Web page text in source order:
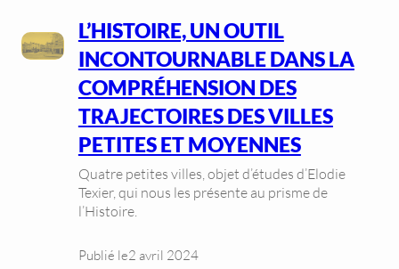
L’HISTOIRE, UN OUTIL
INCONTOURNABLE DANS LA
COMPRÉHENSION DES
TRAJECTOIRES DES VILLES
PETITES ET MOYENNES
Quatre petites villes, objet d’études d’Elodie
Texier, qui nous les présente au prisme de
l’Histoire.
Publié le2 avril 2024